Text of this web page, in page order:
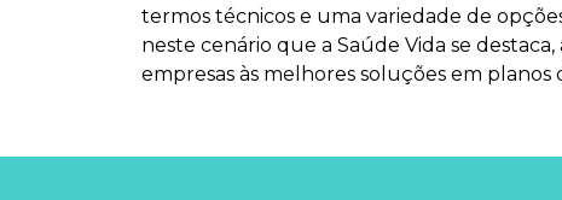
termos técnicos e uma variedade de
neste cenário que a Saúde Vida se
empresas às melhores soluções em